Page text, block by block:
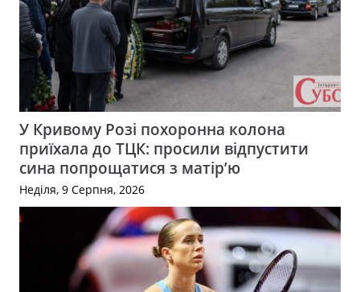
У Кривому Розі похоронна колона
приїхала до ТЦК: просили відпустити
сина попрощатися з матір’ю
Неділя, 9 Серпня, 2026